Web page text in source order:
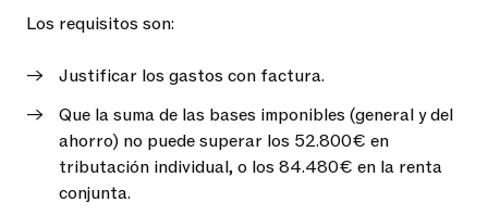
Los requisitos son:
Justificar los gastos con factura.
Que la suma de las bases imponibles (general y del
ahorro) no puede superar los 52.800€ en
tributación individual, o los 84.480€ en la renta
conjunta.